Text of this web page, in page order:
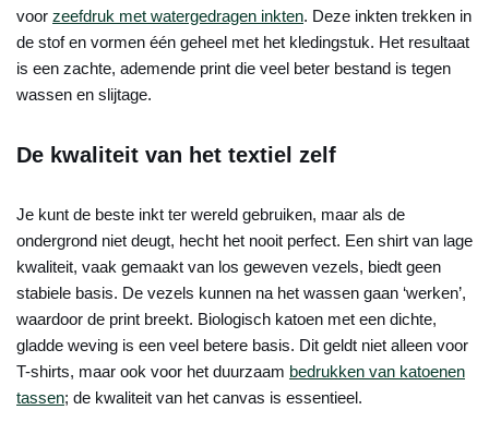
voor zeefdruk met watergedragen inkten. Deze inkten trekken in
de stof en vormen één geheel met het kledingstuk. Het resultaat
is een zachte, ademende print die veel beter bestand is tegen
wassen en slijtage.
De kwaliteit van het textiel zelf
Je kunt de beste inkt ter wereld gebruiken, maar als de
ondergrond niet deugt, hecht het nooit perfect. Een shirt van lage
kwaliteit, vaak gemaakt van los geweven vezels, biedt geen
stabiele basis. De vezels kunnen na het wassen gaan ‘werken’,
waardoor de print breekt. Biologisch katoen met een dichte,
gladde weving is een veel betere basis. Dit geldt niet alleen voor
T-shirts, maar ook voor het duurzaam bedrukken van katoenen
tassen; de kwaliteit van het canvas is essentieel.